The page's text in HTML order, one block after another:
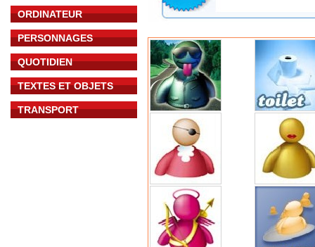
ORDINATEUR
PERSONNAGES
QUOTIDIEN
TEXTES ET OBJETS
TRANSPORT